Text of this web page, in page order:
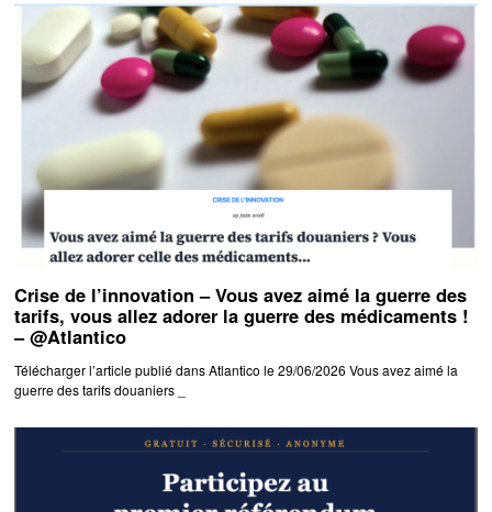
Crise de l’innovation – Vous avez aimé la guerre des
tarifs, vous allez adorer la guerre des médicaments !
– @Atlantico
Télécharger l’article publié dans Atlantico le 29/06/2026 Vous avez aimé la
guerre des tarifs douaniers _